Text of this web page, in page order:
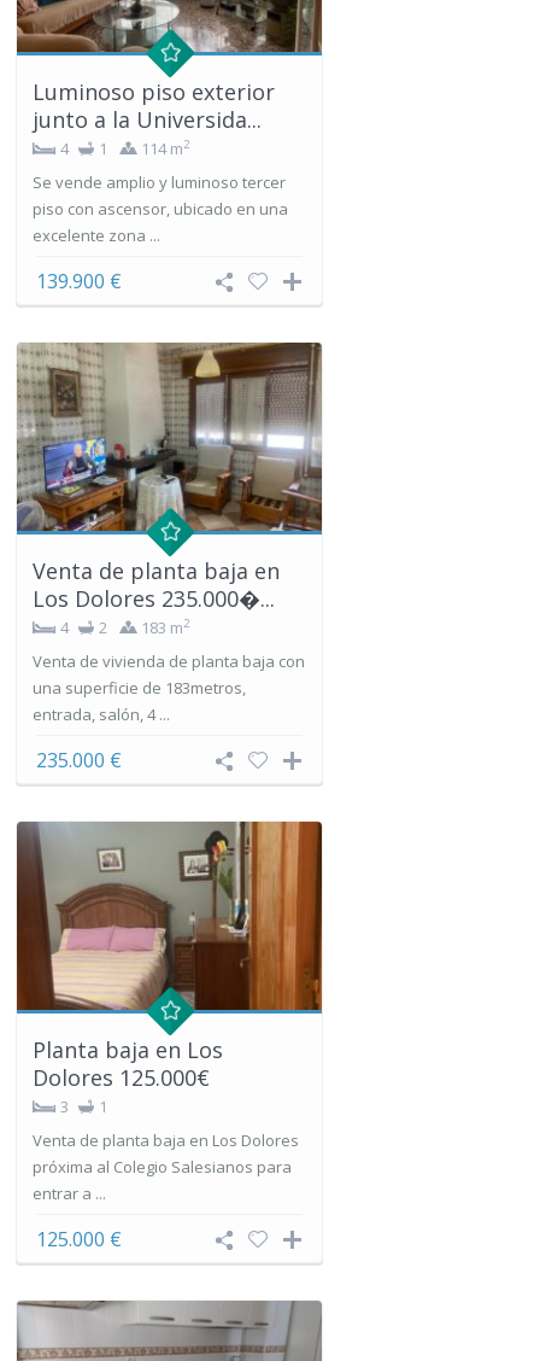
Luminoso piso exterior
junto a la Universida...
4 1 114 m2
Se vende amplio y luminoso tercer
piso con ascensor, ubicado en una
excelente zona ...
139.900 €
Venta de planta baja en
Los Dolores 235.000�...
4 2 183 m2
Venta de vivienda de planta baja con
una superficie de 183metros,
entrada, salón, 4 ...
235.000 €
Planta baja en Los
Dolores 125.000€
3
1
Venta de planta baja en Los Dolores
próxima al Colegio Salesianos para
entrar a ...
125.000 €